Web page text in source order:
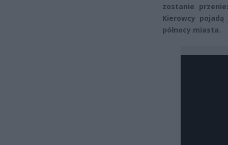
zostanie
Kierowcy
północy miasta.